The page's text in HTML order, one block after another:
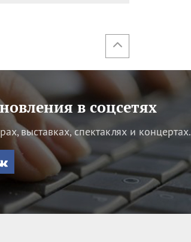
в соцсетях
выставках, спектаклях и концертах.